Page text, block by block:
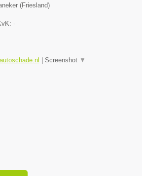
(Friesland)
-
Screenshot ▼